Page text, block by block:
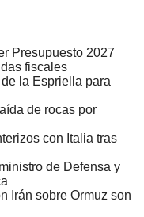
Presupuesto 2027
fiscales
la Espriella para
de rocas por
con Italia tras
de Defensa y
Irán sobre Ormuz son